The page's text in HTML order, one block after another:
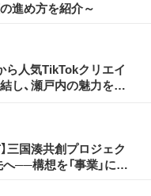
進め方を紹介～
ら人気TikTokクリエイ
し、瀬戸内の魅力を
〜瀬戸内の魅力発
ジェクト〜」開催レポー
】三国湊共創プロジェク
──構想を「事業」に変